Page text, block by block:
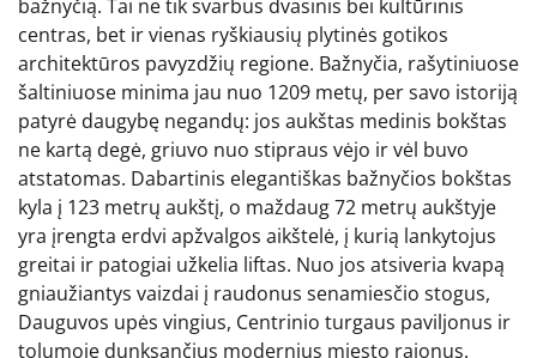
bažnyčią. Tai ne tik svarbus dvasinis bei kultūrinis
centras, bet ir vienas ryškiausių plytinės gotikos
architektūros pavyzdžių regione. Bažnyčia, rašytiniuose
šaltiniuose minima jau nuo 1209 metų, per savo istoriją
patyrė daugybę negandų: jos aukštas medinis bokštas
ne kartą degė, griuvo nuo stipraus vėjo ir vėl buvo
atstatomas. Dabartinis elegantiškas bažnyčios bokštas
kyla į 123 metrų aukštį, o maždaug 72 metrų aukštyje
yra įrengta erdvi apžvalgos aikštelė, į kurią lankytojus
greitai ir patogiai užkelia liftas. Nuo jos atsiveria kvapą
gniaužiantys vaizdai į raudonus senamiesčio stogus,
Dauguvos upės vingius, Centrinio turgaus paviljonus ir
tolumoje dunksančius modernius miesto rajonus.